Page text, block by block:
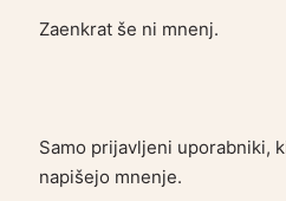
Zaenkrat še ni mnenj.
Samo prijavljeni uporabniki,
napišejo mnenje.